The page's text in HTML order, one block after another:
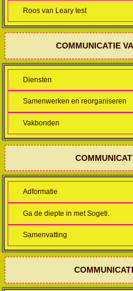
Roos van Leary test
COMMUNICATIE
Diensten
Samenwerken en reorganiseren
Vakbonden
Adformatie
Ga de diepte in met Sogeti.
Samenvatting